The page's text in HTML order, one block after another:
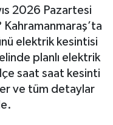
2026 Pazartesi
Kahramanmaraş’ta
elektrik kesintisi
planlı elektrik
saat saat kesinti
ve tüm detaylar